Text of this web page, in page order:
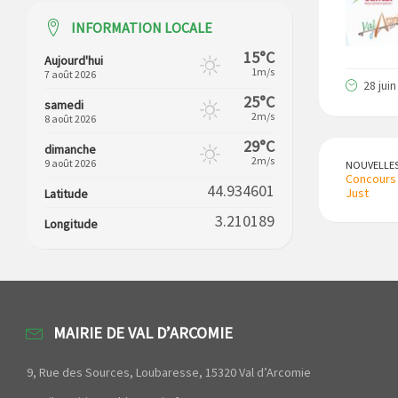
28
Just
INFORMATION LOCALE
Aujourd'hui
7 août 2026
15°C
1m/s
samedi
8 août 2026
25°C
2m/s
dimanche
9 août 2026
29°C
2m/s
Latitude 44.934601
Longitude 3.210189
MAIRIE DE VAL D’ARCOMIE
9, Rue des Sources, Loubaresse, 15320 Val d’Arcomie